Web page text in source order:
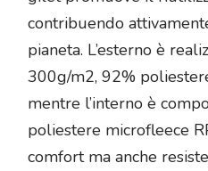
contribuendo
pianeta. L’esterno è
300g/m2, 92%
mentre l’interno è
poliestere microfleece
comfort ma anche